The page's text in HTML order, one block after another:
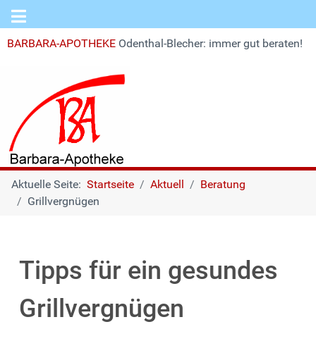
BARBARA-APOTHEKE Odenthal-Blecher: immer gut beraten!
Aktuelle Seite: Startseite Aktuell
Beratung
Grillvergnügen
Tipps für ein gesundes
Grillvergnügen